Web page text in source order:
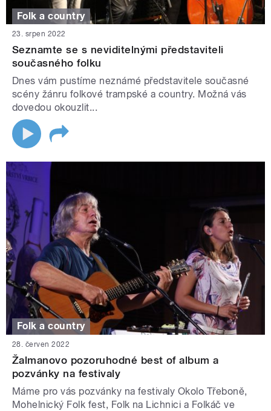
Folk a country
23. srpen 2022
Seznamte se s neviditelnými představiteli
současného folku
Dnes vám pustíme neznámé představitele současné
scény žánru folkové trampské a country. Možná vás
dovedou okouzlit...
Folk a country
28. červen 2022
Žalmanovo pozoruhodné best of album a
pozvánky na festivaly
Máme pro vás pozvánky na festivaly Okolo Třeboně,
Mohelnický Folk fest, Folk na Lichnici a Folkáč ve